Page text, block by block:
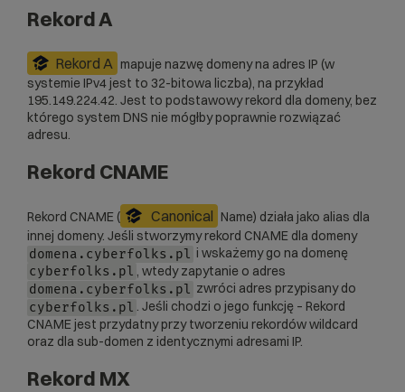
Rekord A
Rekord A mapuje nazwę domeny na adres IP (w
systemie IPv4 jest to 32-bitowa liczba), na przykład
195.149.224.42. Jest to podstawowy rekord dla domeny, bez
którego system DNS nie mógłby poprawnie rozwiązać
adresu.
Rekord CNAME
Rekord CNAME ( Canonical Name) działa jako alias dla
innej domeny. Jeśli stworzymy rekord CNAME dla domeny
domena.cyberfolks.pl i wskażemy go na domenę
cyberfolks.pl , wtedy zapytanie o adres
domena.cyberfolks.pl zwróci adres przypisany do
cyberfolks.pl . Jeśli chodzi o jego funkcję – Rekord
CNAME jest przydatny przy tworzeniu rekordów wildcard
oraz dla sub-domen z identycznymi adresami IP.
Rekord MX